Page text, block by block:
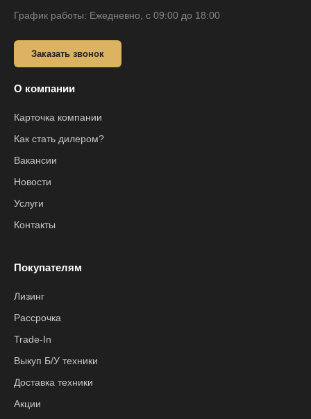
График работы: Ежедневно, с 09:00 до 18:00
Заказать звонок
О компании
Карточка компании
Как стать дилером?
Вакансии
Новости
Услуги
Контакты
Покупателям
Лизинг
Рассрочка
Trade-In
Выкуп Б/У техники
Доставка техники
Акции